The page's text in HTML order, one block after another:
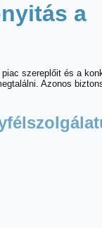
a
szereplőit és a
Azonos